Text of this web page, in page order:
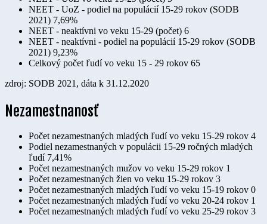
NEET - UoZ - podiel na populácií 15-29 rokov (SODB
2021) 7,69%
NEET - neaktívni vo veku 15-29 (počet) 6
NEET - neaktívni - podiel na populácií 15-29 rokov (SODB
2021) 9,23%
Celkový počet ľudí vo veku 15 - 29 rokov 65
zdroj: SODB 2021, dáta k 31.12.2020
Nezamestnanosť
Počet nezamestnaných mladých ľudí vo veku 15-29 rokov 4
Podiel nezamestnaných v populácii 15-29 ročných mladých
ľudí 7,41%
Počet nezamestnaných mužov vo veku 15-29 rokov 1
Počet nezamestnaných žien vo veku 15-29 rokov 3
Počet nezamestnaných mladých ľudí vo veku 15-19 rokov 0
Počet nezamestnaných mladých ľudí vo veku 20-24 rokov 1
Počet nezamestnaných mladých ľudí vo veku 25-29 rokov 3